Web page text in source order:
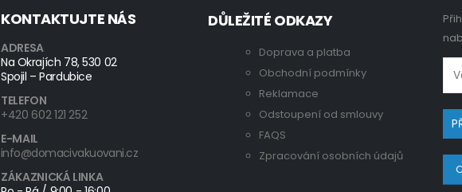
KONTAKTUJTE NÁS
ADRESA
Na Okrajích 78, 530 02
Spojil – Pardubice
TELEFON
+420 602 121 252
E-MAIL
info@domacivakuovani.cz
ZÁKAZNICKÁ LINKA
DŮLEŽITÉ ODKAZY
Doprava a platba
Obchodní podmínky
Reklamace
Odstoupení od smlouvy
FAQS
Zpracování osobních údajů